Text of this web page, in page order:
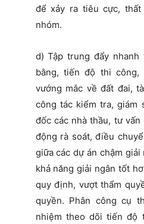
để xảy ra tiêu cực,
nhóm.
d) Tập trung đẩy
bằng, tiến độ thi
vướng mắc về đất đai,
công tác kiểm tra, giám
đốc các nhà thầu, tư
động rà soát, điều
giữa các dự án chậm
khả năng giải ngân tốt
quy định, vượt thẩm
quyền. Phân công cụ
nhiệm theo dõi tiến độ